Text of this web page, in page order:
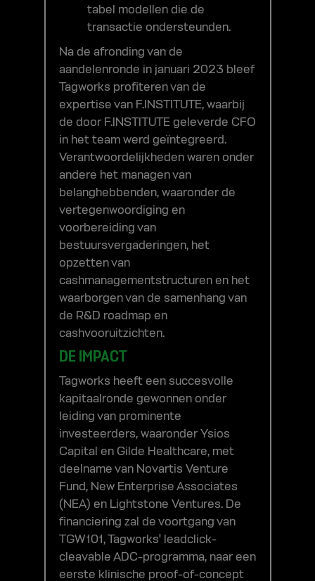
tabel modellen die de
transactie ondersteunden.
Na de afronding van de
aandelenronde in januari 2023 bleef
Tagworks profiteren van de
expertise van F.INSTITUTE, waarbij
de door F.INSTITUTE geleverde CFO
in het team werd geïntegreerd.
Verantwoordelijkheden waren onder
andere het managen van
belanghebbenden, waaronder de
vertegenwoordiging en
voorbereiding van
bestuursvergaderingen, het
opzetten van
cashmanagementstructuren en het
waarborgen van de samenhang van
de R&D roadmap en
cashvooruitzichten.
DE IMPACT
Tagworks heeft een succesvolle
kapitaalronde gewonnen onder
leiding van prominente
investeerders, waaronder Ysios
Capital en Gilde Healthcare, met
deelname van Novartis Venture
Fund, New Enterprise Associates
(NEA) en Lightstone Ventures. De
financiering zal de voortgang van
TGW101, Tagworks' leadclick-
cleavable ADC-programma, naar een
eerste klinische proof-of-concept